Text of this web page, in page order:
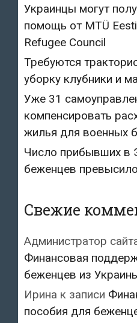
Украинцы могут
помощь от MTÜ
Refugee Council
Требуются
уборку клубники и
Уже 31
компенсировать
жилья для военных
Число прибывших в
беженцев
Свежие
Администратор
Финансовая
беженцев из
Ирина к записи
пособия для